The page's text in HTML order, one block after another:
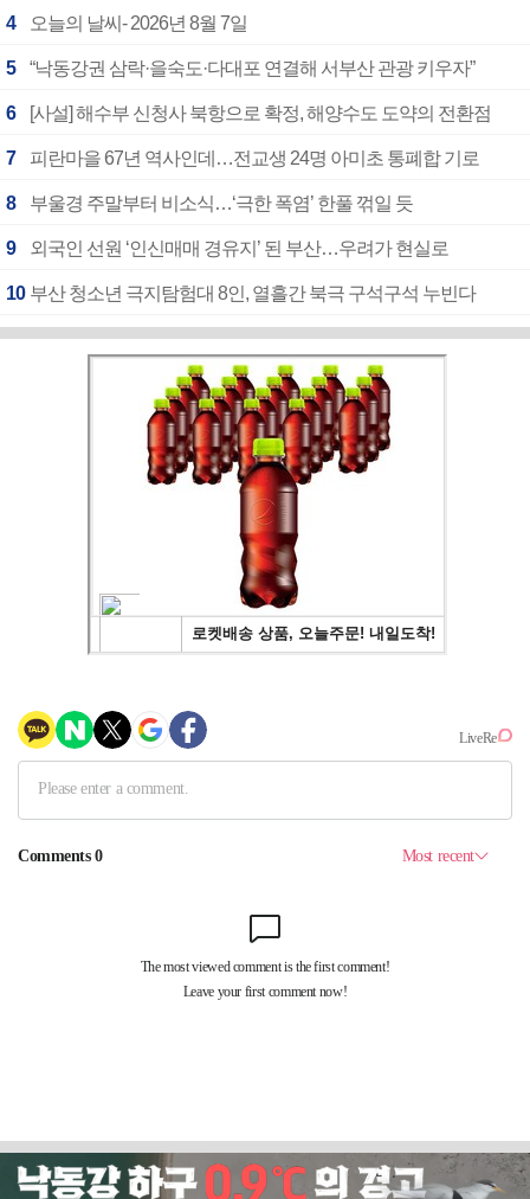
4 오늘의 날씨- 2026년 8월 7일
5 “낙동강권 삼락·을숙도·다대포 연결해 서부산 관광 키우자”
6 [사설] 해수부 신청사 북항으로 확정, 해양수도 도약의 전환점
7 피란마을 67년 역사인데…전교생 24명 아미초 통폐합 기로
8 부울경 주말부터 비소식…‘극한 폭염’ 한풀 꺾일 듯
9 외국인 선원 ‘인신매매 경유지’ 된 부산…우려가 현실로
10 부산 청소년 극지탐험대 8인, 열흘간 북극 구석구석 누빈다